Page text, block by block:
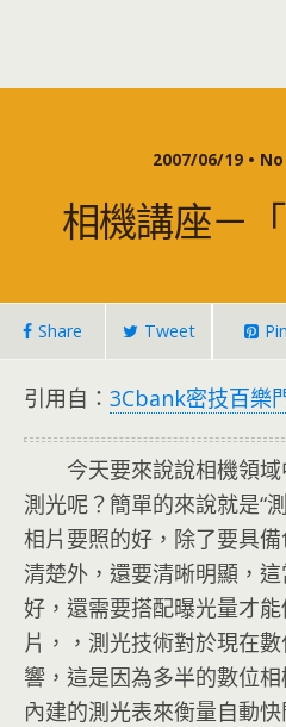
2007/06/19 •
相機講座－
Share Tweet Pin
引用自： 3Cbank密技百樂
今天要來說說相機領域
測光呢？簡單的來說就是“
相片要照的好，除了要具
清楚外，還要清晰明顯，
好，還需要搭配曝光量才
片，，測光技術對於現在
響，這是因為多半的數位
內建的測光表來衡量自動